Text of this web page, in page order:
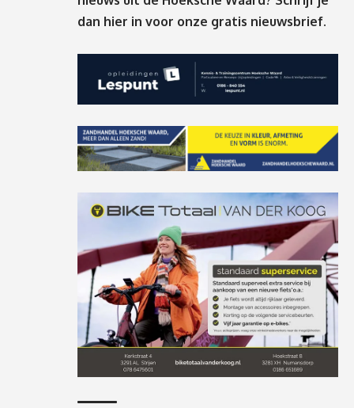
dan hier in voor onze gratis nieuwsbrief.